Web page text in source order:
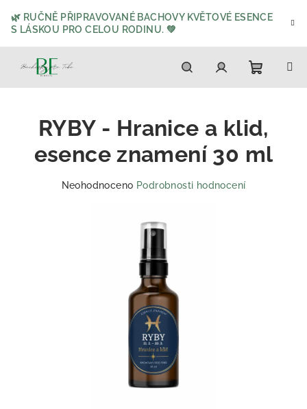
obsah
🌿 RUČNĚ PŘIPRAVOVANÉ BACHOVY KVĚTOVÉ ESENCE
S LÁSKOU PRO CELOU RODINU. 💚
HledatPřihlášení
košík
RYBY - Hranice a klid,
esence znamení 30 ml
Průměrné
Neohodnoceno Podrobnosti hodnocení